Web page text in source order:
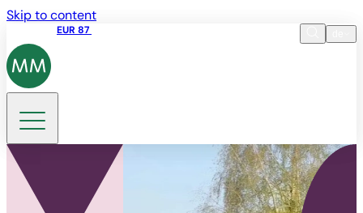
Skip to content
EUR 87
DE
UK
Suche